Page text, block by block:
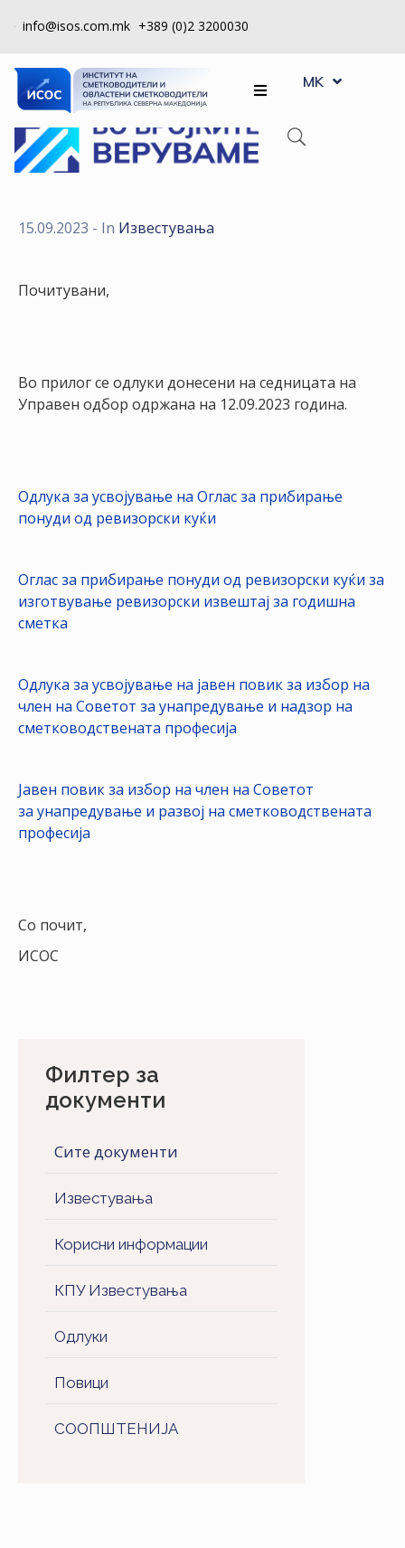
info@isos.com.mk +389 (0)2 3200030
ЗА
НАС
РЕГИСТРИ
КОНТРОЛА
НАСТАНИ
НАЈАВА
ЗА
АЖУРИРАЈ
ПОДАТОЦИ
MK
SQ
Филтер за
документи
Сите документи
Известувања
Корисни информации
КПУ Известувања
Одлуки
Повици
СООПШТЕНИJA
15.09.2023 - In Известувања
Почитувани,
Во прилог се одлуки донесени на седницата на
Управен одбор одржана на 12.09.2023 година.
Одлука за усвојување на Оглас за прибирање
понуди од ревизорски куќи
Оглас за прибирање понуди од ревизорски куќи за
изготвување ревизорски извештај за годишна
сметка
Одлука за усвојување на јавен повик за избор на
член на Советот за унапредување и надзор на
сметководствената професија
Јавен повик за избор на член на Советот
за унапредување и развој на сметководствената
професија
Со почит,
ИСОС